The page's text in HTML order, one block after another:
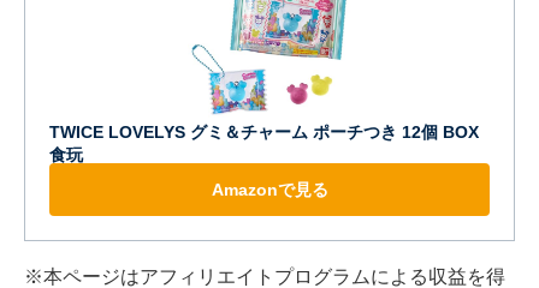
TWICE LOVELYS グミ＆チャーム ポーチつき 12個 BOX
食玩
Amazonで見る
※本ページはアフィリエイトプログラムによる収益を得